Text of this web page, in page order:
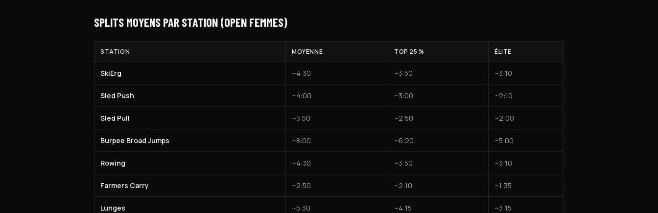
SPLITS MOYENS PAR STATION (OPEN FEMMES)
STATION MOYENNE TOP 25 % ÉLITE
SkiErg ~4:30 ~3:50 ~3:10
Sled Push ~4:00 ~3:00 ~2:10
Sled Pull ~3:50 ~2:50 ~2:00
Burpee Broad Jumps ~8:00 ~6:20 ~5:00
Rowing ~4:30 ~3:50 ~3:10
Farmers Carry ~2:50 ~2:10 ~1:35
Lunges ~5:30 ~4:15 ~3:15